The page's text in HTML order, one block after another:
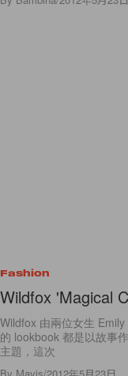
Fashion
Wildfox 'Magical
Wildfox 由兩位女生
的 lookbook 都是以故事
主題，這次
By Mavis/2012年5月23日